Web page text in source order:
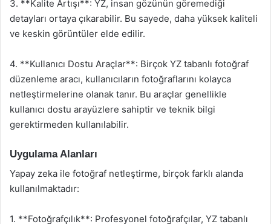
3. **Kalite Artışı**: YZ, insan gözünün göremediği
detayları ortaya çıkarabilir. Bu sayede, daha yüksek kaliteli
ve keskin görüntüler elde edilir.
4. **Kullanıcı Dostu Araçlar**: Birçok YZ tabanlı fotoğraf
düzenleme aracı, kullanıcıların fotoğraflarını kolayca
netleştirmelerine olanak tanır. Bu araçlar genellikle
kullanıcı dostu arayüzlere sahiptir ve teknik bilgi
gerektirmeden kullanılabilir.
Uygulama Alanları
Yapay zeka ile fotoğraf netleştirme, birçok farklı alanda
kullanılmaktadır:
1. **Fotoğrafçılık**: Profesyonel fotoğrafçılar, YZ tabanlı